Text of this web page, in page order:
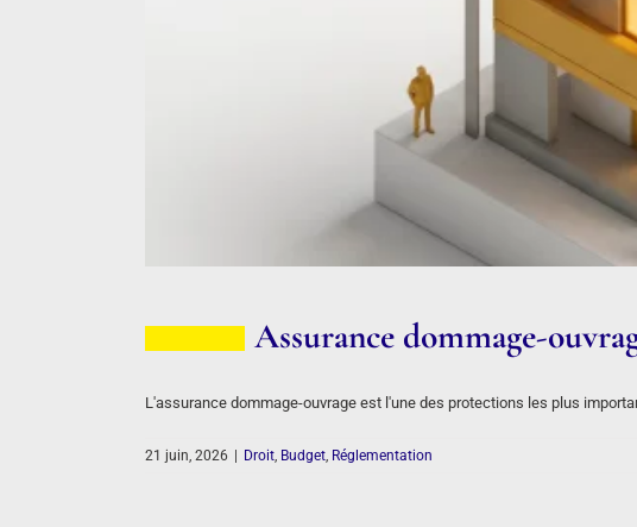
Assurance dommage-
L'assurance dommage-ouvrage est l'une des protections les plus
21 juin, 2026 Droit, Budget, Réglementation